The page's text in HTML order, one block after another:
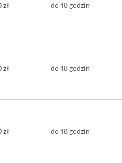
zł do 48 godzin
zł do 48 godzin
zł do 48 godzin